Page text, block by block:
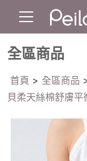
全區商品
首頁 > 全區商品
貝柔天絲棉舒膚